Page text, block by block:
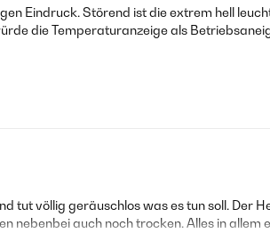
Eindruck. Störend ist die extrem hell
die Temperaturanzeige als
tut völlig geräuschlos was es tun soll. Der
nebenbei auch noch trocken. Alles in allem